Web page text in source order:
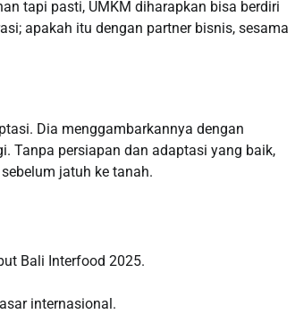
tapi pasti, UMKM diharapkan bisa berdiri
apakah itu dengan partner bisnis, sesama
Dia menggambarkannya dengan
Tanpa persiapan dan adaptasi yang baik,
jatuh ke tanah.
Bali Interfood 2025.
internasional.